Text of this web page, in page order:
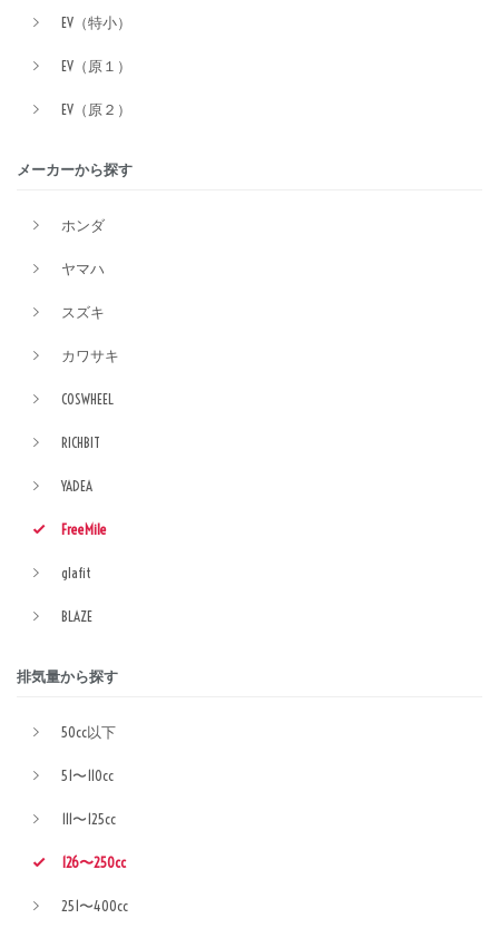
EV（特小）
EV（原１）
EV（原２）
メーカーから探す
ホンダ
ヤマハ
スズキ
カワサキ
COSWHEEL
RICHBIT
YADEA
FreeMile
glafit
BLAZE
排気量から探す
50cc以下
51〜110cc
111〜125cc
126〜250cc
251〜400cc